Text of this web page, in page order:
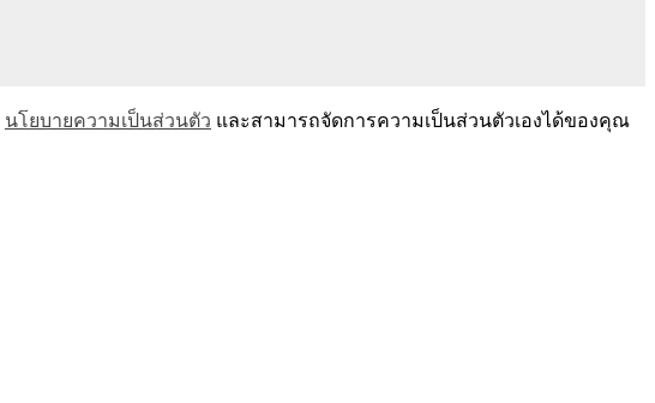
นโยบายความเป็นส่วนตัว และสามารถจัดการความเป็นส่วนตัวเองได้ของคุณ